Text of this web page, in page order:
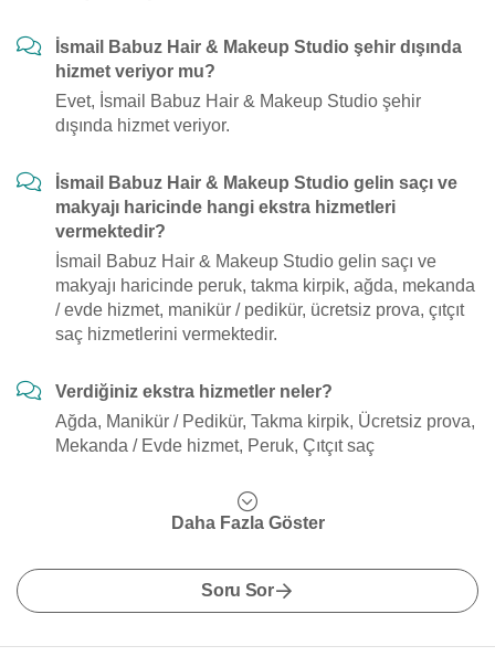
İsmail Babuz Hair & Makeup Studio şehir dışında
hizmet veriyor mu?
Evet, İsmail Babuz Hair & Makeup Studio şehir
dışında hizmet veriyor.
İsmail Babuz Hair & Makeup Studio gelin saçı ve
makyajı haricinde hangi ekstra hizmetleri
vermektedir?
İsmail Babuz Hair & Makeup Studio gelin saçı ve
makyajı haricinde peruk, takma kirpik, ağda, mekanda
/ evde hizmet, manikür / pedikür, ücretsiz prova, çıtçıt
saç hizmetlerini vermektedir.
Verdiğiniz ekstra hizmetler neler?
Ağda, Manikür / Pedikür, Takma kirpik, Ücretsiz prova,
Mekanda / Evde hizmet, Peruk, Çıtçıt saç
Daha Fazla Göster
Soru Sor